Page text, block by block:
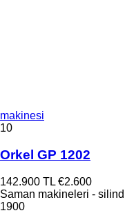
makinesi
10
Orkel GP 1202
142.900 TL €2.600
Saman makineleri -
1900